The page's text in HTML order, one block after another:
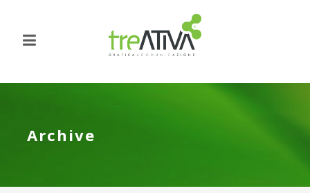
Archive